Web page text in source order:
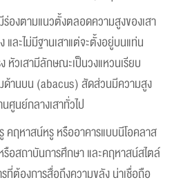
องตามแนวตั้งตลอดความสูงของเสา
ละไม่มีฐานเสาแต่จะตั้งอยู่บนแท่น
วเสามีลักษณะเป็นวงแหวนเรียบ
านบน (abacus) สัดส่วนมีความสูง
ศูนย์กลางเสาทั่วไป
คฤหาสน์หรูหรืออาคารแบบนีโอคลาส
รือสถาบันการศึกษา และคฤหาสน์สไตล์
รที่ต้องการสื่อถึงความขลัง น่าเชื่อถือ